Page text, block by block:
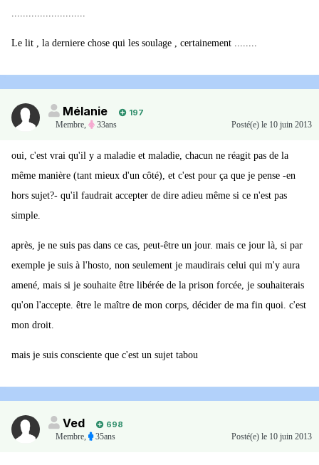
..........................
Le lit , la derniere chose qui les soulage , certainement ........
Mélanie
197
Membre, 33ans Posté(e) le 10 juin 2013
oui, c'est vrai qu'il y a maladie et maladie, chacun ne réagit pas de la
même manière (tant mieux d'un côté), et c'est pour ça que je pense -en
hors sujet?- qu'il faudrait accepter de dire adieu même si ce n'est pas
simple.
après, je ne suis pas dans ce cas, peut-être un jour. mais ce jour là, si par
exemple je suis à l'hosto, non seulement je maudirais celui qui m'y aura
amené, mais si je souhaite être libérée de la prison forcée, je souhaiterais
qu'on l'accepte. être le maître de mon corps, décider de ma fin quoi. c'est
mon droit.
mais je suis consciente que c'est un sujet tabou
Ved
698
Membre, 35ans Posté(e) le 10 juin 2013